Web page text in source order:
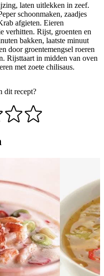
laten uitlekken in zeef.
schoonmaken, zaadjes
afgieten. Eieren
verhitten. Rijst, groenten en
bakken, laatste minuut
door groentemengsel roeren
Rijsttaart in midden van oven
met zoete chilisaus.
dit recept?